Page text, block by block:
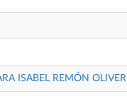
ISABEL REMÓN OLIVER